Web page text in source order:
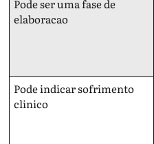
Pode ser uma fase de
elaboracao
Pode indicar sofrimento
clinico